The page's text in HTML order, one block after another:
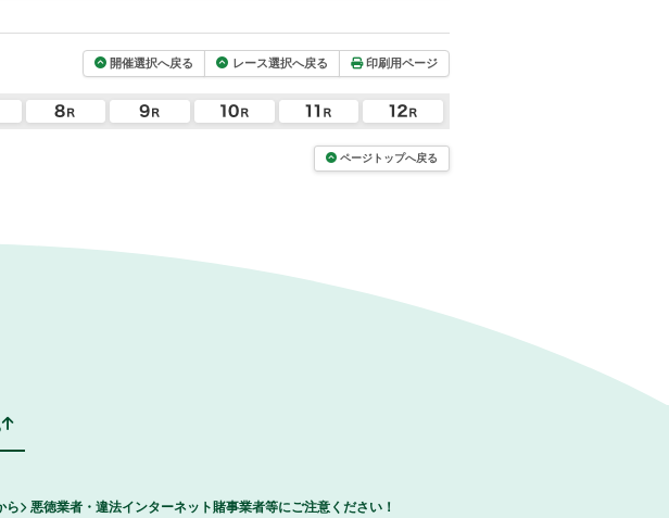
開催選択へ戻る レース選択へ戻る 印刷用ページ
ページトップへ戻る
ら 悪徳業者・違法インターネット賭事業者等にご注意ください！